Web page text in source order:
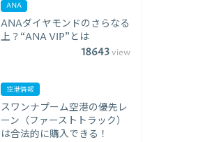
ANA
ANAダイヤモンドのさらなる
上？“ANA VIP”とは
18643view
空港情報
スワンナプーム空港の優先レ
ーン（ファーストトラック）
は合法的に購入できる！